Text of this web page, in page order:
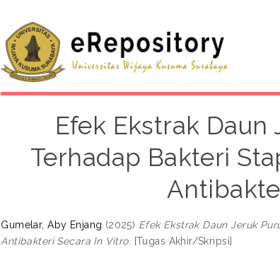
Efek Ekstrak Daun
Terhadap Bakteri
Gumelar, Aby Enjang (2025) Efek Ekstrak Daun Jeruk
Antibakteri Secara In Vitro. [Tugas Akhir/Skripsi]
Toggle